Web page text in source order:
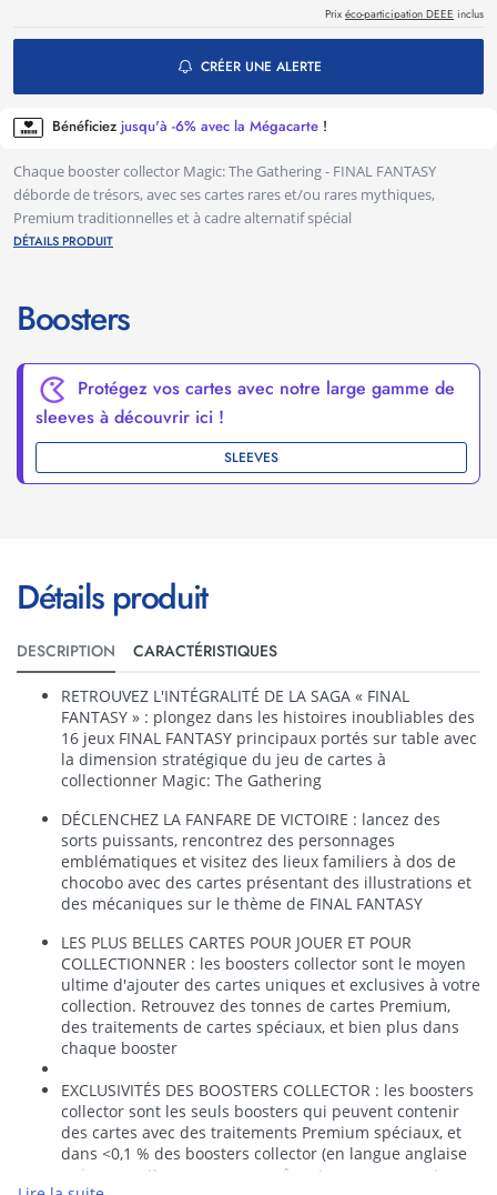
Prix éco-participation DEEE inclus
CRÉER UNE ALERTE
Bénéficiez jusqu'à -6% avec la Mégacarte !
Chaque booster collector Magic: The Gathering - FINAL FANTASY
déborde de trésors, avec ses cartes rares et/ou rares mythiques,
Premium traditionnelles et à cadre alternatif spécial
DÉTAILS PRODUIT
Boosters
Protégez vos cartes avec notre large gamme de
sleeves à découvrir ici !
SLEEVES
Détails produit
DESCRIPTION CARACTÉRISTIQUES
RETROUVEZ L'INTÉGRALITÉ DE LA SAGA « FINAL
FANTASY » : plongez dans les histoires inoubliables des
16 jeux FINAL FANTASY principaux portés sur table avec
la dimension stratégique du jeu de cartes à
collectionner Magic: The Gathering
DÉCLENCHEZ LA FANFARE DE VICTOIRE : lancez des
sorts puissants, rencontrez des personnages
emblématiques et visitez des lieux familiers à dos de
chocobo avec des cartes présentant des illustrations et
des mécaniques sur le thème de FINAL FANTASY
LES PLUS BELLES CARTES POUR JOUER ET POUR
COLLECTIONNER : les boosters collector sont le moyen
ultime d'ajouter des cartes uniques et exclusives à votre
collection. Retrouvez des tonnes de cartes Premium,
des traitements de cartes spéciaux, et bien plus dans
chaque booster
EXCLUSIVITÉS DES BOOSTERS COLLECTOR : les boosters
collector sont les seuls boosters qui peuvent contenir
des cartes avec des traitements Premium spéciaux, et
dans <0,1 % des boosters collector (en langue anglaise
uniquement), vous pourrez même trouver une carte